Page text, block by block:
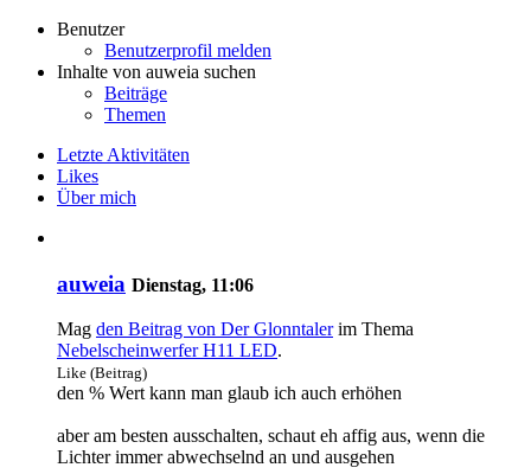
Benutzer
Benutzerprofil melden
Inhalte von auweia suchen
Beiträge
Themen
Letzte Aktivitäten
Likes
Über mich
auweia Dienstag, 11:06
Mag den Beitrag von Der Glonntalerim Thema
Nebelscheinwerfer H11 LED.
Like (Beitrag)
den % Wert kann man glaub ich auch erhöhen
aber am besten ausschalten, schaut eh affig aus, wenn die
Lichter immer abwechselnd an und ausgehen